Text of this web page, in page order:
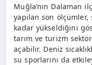
Muğla’nın Dalaman
yapılan son ölçümler,
kadar yükseldiğini
tarım ve turizm
açabilir. Deniz
su sporlarını da